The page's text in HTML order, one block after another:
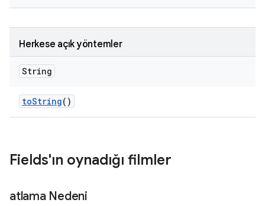
Herkese açık yöntemler
String
toString()
Fields'ın oynadığı filmler
atlama Nedeni